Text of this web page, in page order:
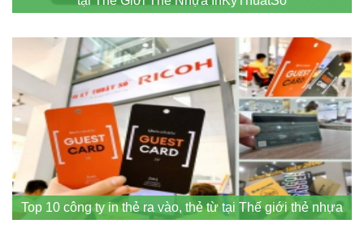
Top 10 công ty in thẻ ra vào, thẻ từ tại Thế giới thẻ nhựa